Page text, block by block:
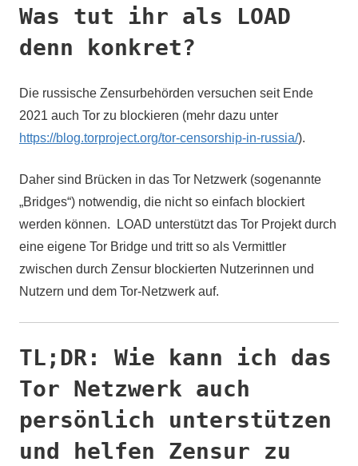
Was tut ihr als LOAD
denn konkret?
Die russische Zensurbehörden versuchen seit Ende
2021 auch Tor zu blockieren (mehr dazu unter
https://blog.torproject.org/tor-censorship-in-russia/).
Daher sind Brücken in das Tor Netzwerk (sogenannte
„Bridges“) notwendig, die nicht so einfach blockiert
werden können. LOAD unterstützt das Tor Projekt durch
eine eigene Tor Bridge und tritt so als Vermittler
zwischen durch Zensur blockierten Nutzerinnen und
Nutzern und dem Tor-Netzwerk auf.
TL;DR: Wie kann ich das
Tor Netzwerk auch
persönlich unterstützen
und helfen Zensur zu